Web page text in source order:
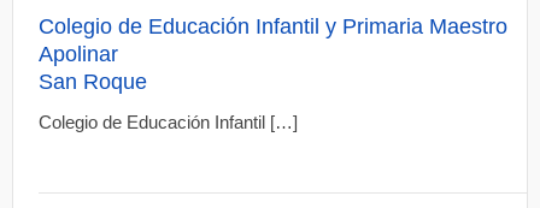
Colegio de Educación Infantil y Primaria Maestro
Apolinar
San Roque
Colegio de Educación Infantil […]